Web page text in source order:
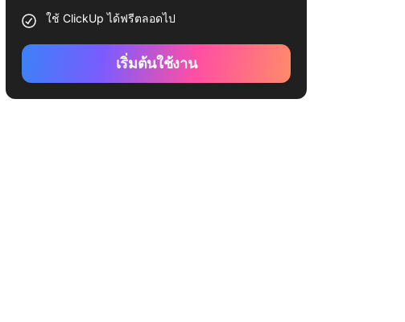
ใช้ ClickUp ได้ฟรีตลอดไป
เริ่มต้นใช้งาน